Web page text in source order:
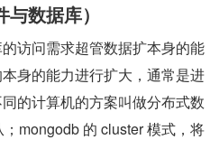
数据库）
访问需求超管数据扩本身的能
身的能力进行扩大，通常是进
的计算机的方案叫做分布式数
mongodb 的 cluster 模式，将